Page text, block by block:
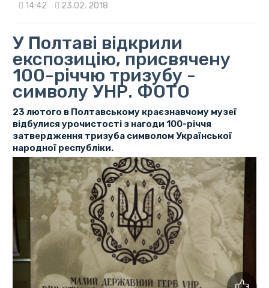
14:42 23.02. 2018
У Полтаві відкрили
експозицію, присвячену
100-річчю тризубу -
символу УНР. ФОТО
23 лютого в Полтавському краєзнавчому музеї
відбулися урочистості з нагоди 100-річчя
затвердження тризуба символом Української
народної республіки.